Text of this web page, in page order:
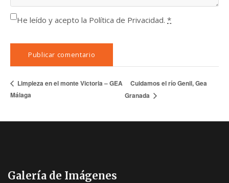
He leído y acepto la Política de Privacidad. *
Limpieza en el monte Victoria – GEA
Málaga
Cuidamos el río Genil, Gea
Granada
Galería de Imágenes